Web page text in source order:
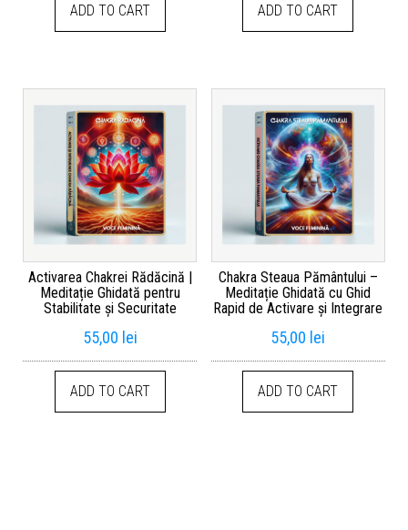
ADD TO CART ADD TO CART
Activarea Chakrei Rădăcină |
Meditație Ghidată pentru
Stabilitate și Securitate
55,00 lei
ADD TO CART
Chakra Steaua Pământului –
Meditație Ghidată cu Ghid
Rapid de Activare și Integrare
55,00 lei
ADD TO CART